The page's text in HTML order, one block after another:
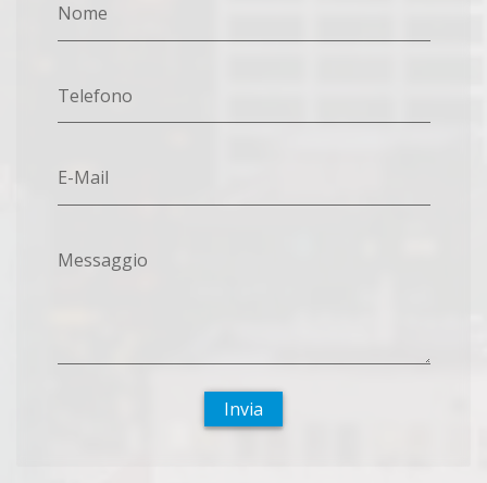
Nome
Telefono
E-Mail
Messaggio
Invia